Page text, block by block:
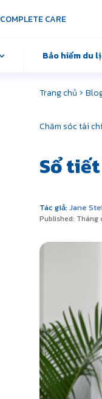
COMPLETE CARE
Bảo hiểm du
Trang chủ ›
Chăm sóc tài
Sổ
Tác giả:Jane
Published: Tháng